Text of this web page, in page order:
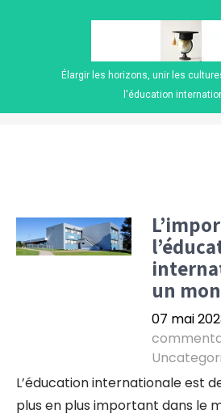
Élargir les horizons, unir les
l'éducation
un
07 mai
L’éducation internationale est
plus en plus important dans le